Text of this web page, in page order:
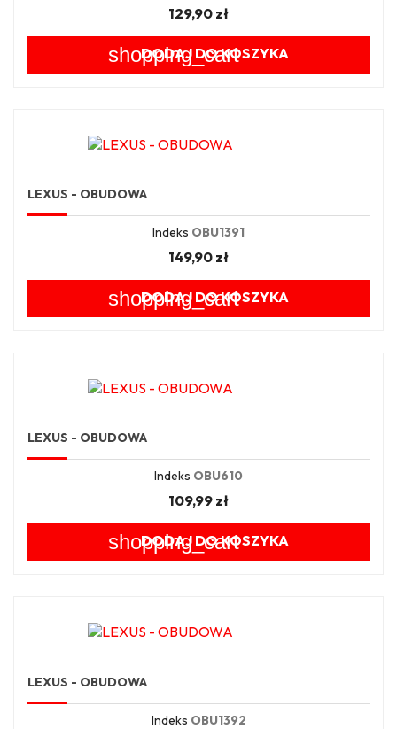
129,90 zł
shopping_cart
DODAJ DO KOSZYKA
LEXUS - OBUDOWA
Indeks OBU1391
149,90 zł
shopping_cart
DODAJ DO KOSZYKA
LEXUS - OBUDOWA
Indeks OBU610
109,99 zł
shopping_cart
DODAJ DO KOSZYKA
LEXUS - OBUDOWA
Indeks OBU1392